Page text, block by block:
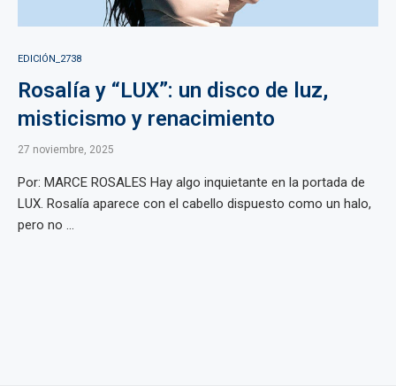
EDICIÓN_2738
Rosalía y “LUX”: un disco de luz,
misticismo y renacimiento
27 noviembre, 2025
Por: MARCE ROSALES Hay algo inquietante en la portada de
LUX. Rosalía aparece con el cabello dispuesto como un halo,
pero no ...